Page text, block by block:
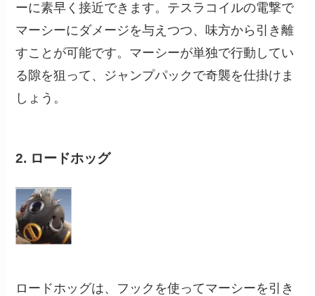
ーに素早く接近できます。テスラコイルの電撃で
マーシーにダメージを与えつつ、味方から引き離
すことが可能です。マーシーが単独で行動してい
る隙を狙って、ジャンプパックで奇襲を仕掛けま
しょう。
2. ロードホッグ
ロードホッグは、フックを使ってマーシーを引き